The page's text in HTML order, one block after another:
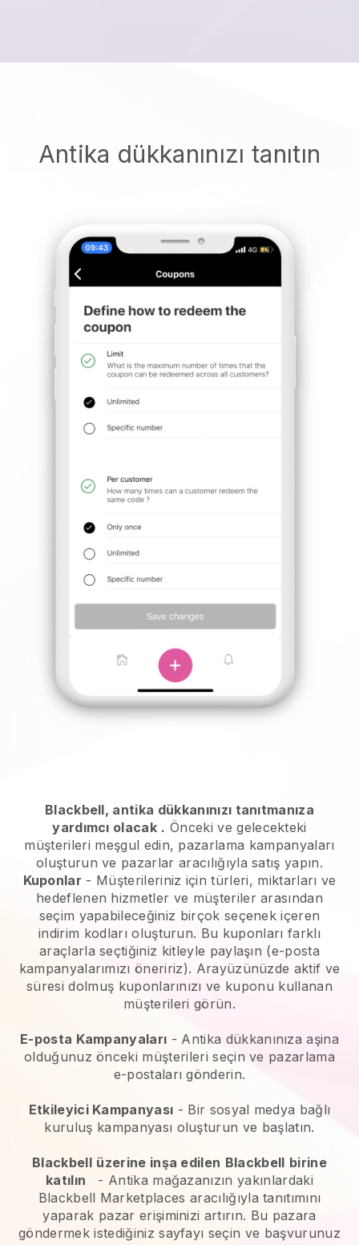
Antika dükkanınızı tanıtın
Blackbell, antika dükkanınızı tanıtmanıza
yardımcı olacak . Önceki ve gelecekteki
müşterileri meşgul edin, pazarlama kampanyaları
oluşturun ve pazarlar aracılığıyla satış yapın.
Kuponlar - Müşterileriniz için türleri, miktarları ve
hedeflenen hizmetler ve müşteriler arasından
seçim yapabileceğiniz birçok seçenek içeren
indirim kodları oluşturun. Bu kuponları farklı
araçlarla seçtiğiniz kitleyle paylaşın (e-posta
kampanyalarımızı öneririz). Arayüzünüzde aktif ve
süresi dolmuş kuponlarınızı ve kuponu kullanan
müşterileri görün.
E-posta Kampanyaları - Antika dükkanınıza aşina
olduğunuz önceki müşterileri seçin ve pazarlama
e-postaları gönderin.
Etkileyici Kampanyası - Bir sosyal medya bağlı
kuruluş kampanyası oluşturun ve başlatın.
Blackbell üzerine inşa edilen Blackbell birine
katılın
- Antika mağazanızın yakınlardaki
Blackbell Marketplaces aracılığıyla tanıtımını
yaparak pazar erişiminizi artırın. Bu pazara
göndermek istediğiniz sayfayı seçin ve başvurunuz